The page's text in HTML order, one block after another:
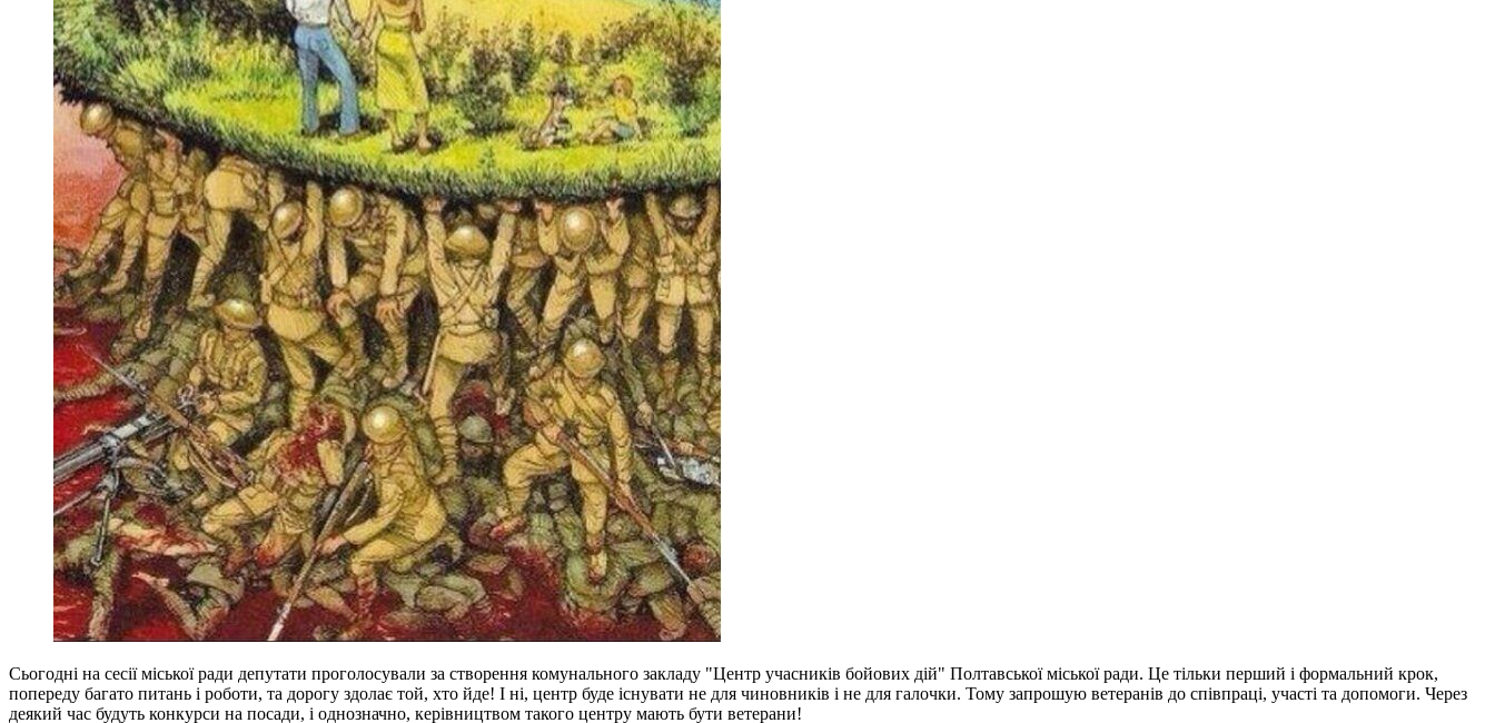
Сьогодні на сесії міської ради депутати проголосували за створення комунального закладу "Центр учасників бойових дій" Полтавської міської ради. Це тільки перший і формальний крок,
попереду багато питань і роботи, та дорогу здолає той, хто йде! І ні, центр буде існувати не для чиновників і не для галочки. Тому запрошую ветеранів до співпраці, участі та допомоги. Через
деякий час будуть конкурси на посади, і однозначно, керівництвом такого центру мають бути ветерани!